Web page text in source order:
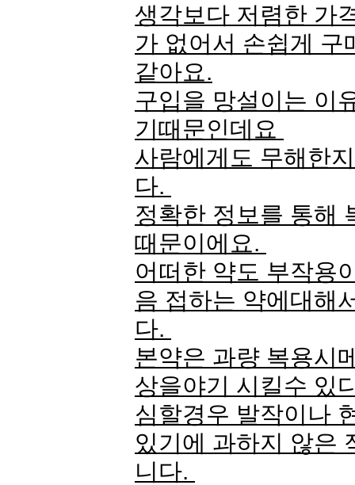
생각보다 저렴한 가
가 없어서 손쉽게 구
같아요.
구입을 망설이는 이
기때문인데요
사람에게도 무해한
다.
정확한 정보를 통해
때문이에요.
어떠한 약도 부작용
음 접하는 약에대해
다.
본약은 과량 복용시
상을야기 시킬수 있
심할경우 발작이나
있기에 과하지 않은
니다.